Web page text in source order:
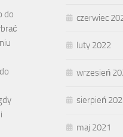
czerwiec
luty 2022
wrzesień
sierpień
maj 2021
do